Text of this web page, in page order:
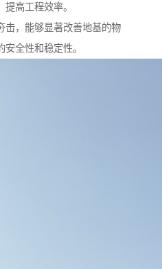
高工程效率。
击，能够显著改善地基的物
全性和稳定性。